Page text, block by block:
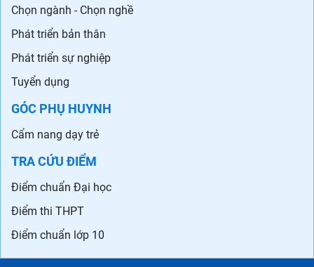
Chọn ngành - Chọn nghề
Phát triển bản thân
Phát triển sự nghiệp
Tuyển dụng
GÓC PHỤ HUYNH
Cẩm nang dạy trẻ
TRA CỨU ĐIỂM
Điểm chuẩn Đại học
Điểm thi THPT
Điểm chuẩn lớp 10